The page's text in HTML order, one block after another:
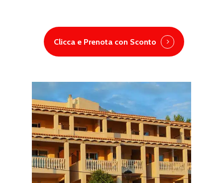
Clicca e Prenota con Sconto